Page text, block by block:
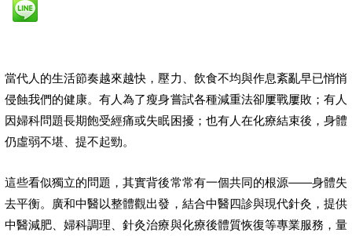
當代人的生活節奏越來越快，壓力、飲食不均與作息紊亂早已悄悄
侵蝕我們的健康。有人為了瘦身嘗試各種減重法卻屢戰屢敗；有人
因婦科問題長期飽受經痛或失眠困擾；也有人在化療結束後，身體
仍虛弱不堪、提不起勁。
這些看似獨立的問題，其實背後常常有一個共同的根源——身體失
去平衡。廣和中醫以整體觀出發，結合中醫四診與現代針灸，提供
中醫減肥、婦科調理、針灸治療與化療後體質恢復等專業服務，量